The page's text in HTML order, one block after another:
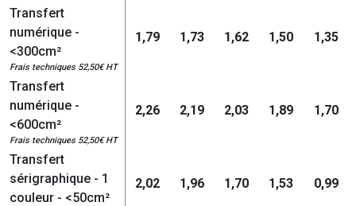
Transfert
numérique -
<300cm²
Frais techniques 52,50€ HT
1,79 1,73 1,62 1,50 1,35
Transfert
numérique -
<600cm²
Frais techniques 52,50€ HT
2,26 2,19 2,03 1,89 1,70
Transfert
sérigraphique - 1
couleur - <50cm²
2,02 1,96 1,70 1,53 0,99